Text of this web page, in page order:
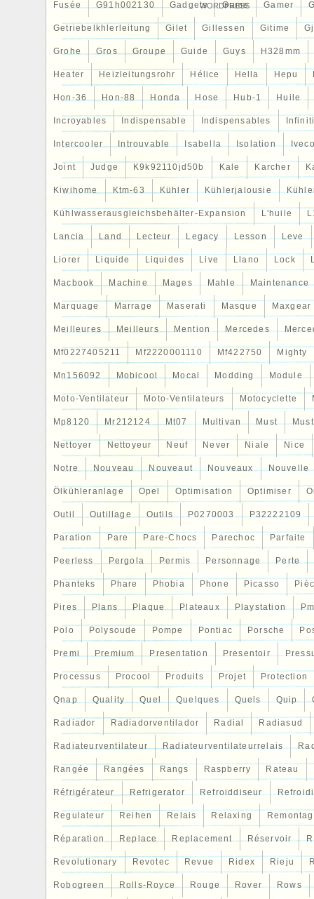
Fusée G91h002130 Gadgets Game Gamer
Getriebelkhlerleitung Gilet Gillessen Gitime
Grohe Gros Groupe Guide Guys H328mm
Heater Heizleitungsrohr Hélice Hella Hepu
Hon-36 Hon-88 Honda Hose Hub-1 Huile
Incroyables Indispensable Indispensables
Intercooler Introuvable Isabella Isolation
Joint Judge K9k92110jd50b Kale Karcher
Kiwihome Ktm-63 Kühler Kühlerjalousie
Kühlwasserausgleichsbehälter-Expansion L'huile
Lancia Land Lecteur Legacy Lesson Leve
Liorer Liquide Liquides Live Llano Lock
Macbook Machine Mages Mahle Maintenance
Marquage Marrage Maserati Masque Maxgear
Meilleures Meilleurs Mention Mercedes
Mf0227405211 Mf2220001110 Mf422750 Mighty
Mn156092 Mobicool Mocal Modding Module
Moto-Ventilateur Moto-Ventilateurs Motocyclette
Mp8120 Mr212124 Mt07 Multivan Must
Nettoyer Nettoyeur Neuf Never Niale Nice
Notre Nouveau Nouveaut Nouveaux Nouvelle
Ölkühleranlage Opel Optimisation Optimiser
Outil Outillage Outils P0270003 P32222109
Paration Pare Pare-Chocs Parechoc Parfaite
Peerless Pergola Permis Personnage Perte
Phanteks Phare Phobia Phone Picasso
Pires Plans Plaque Plateaux Playstation
Polo Polysoude Pompe Pontiac Porsche
Premi Premium Presentation Presentoir
Processus Procool Produits Projet Protection
Qnap Quality Quel Quelques Quels Quip
Radiador Radiadorventilador Radial Radiasud
Radiateurventilateur Radiateurventilateurrelais
Rangée Rangées Rangs Raspberry Rateau
Réfrigérateur Refrigerator Refroiddiseur Refroidi
Regulateur Reihen Relais Relaxing
Réparation Replace Replacement Réservoir
Revolutionary Revotec Revue Ridex Rieju
Robogreen Rolls-Royce Rouge Rover Rows
WORDPRESS